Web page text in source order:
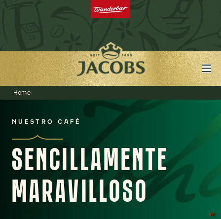
Home
NUESTRO CAFÉ
SENCILLAMENTE
MARAVILLOSO